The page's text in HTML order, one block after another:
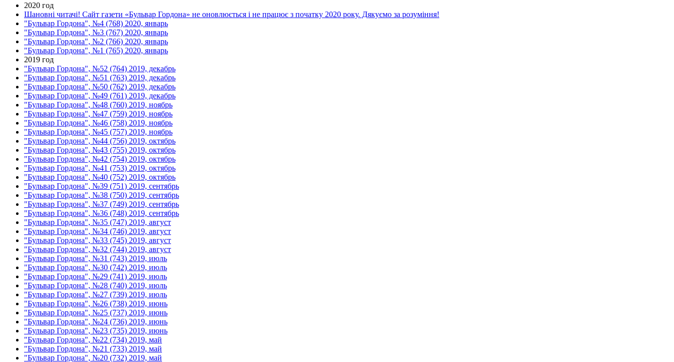
2020 год
Шановні читачі! Сайт газети «Бульвар Гордона» не оновлюється і не працює з початку 2020 року. Дякуємо за розуміння!
"Бульвар Гордона", №4 (768) 2020, январь
"Бульвар Гордона", №3 (767) 2020, январь
"Бульвар Гордона", №2 (766) 2020, январь
"Бульвар Гордона", №1 (765) 2020, январь
2019 год
"Бульвар Гордона", №52 (764) 2019, декабрь
"Бульвар Гордона", №51 (763) 2019, декабрь
"Бульвар Гордона", №50 (762) 2019, декабрь
"Бульвар Гордона", №49 (761) 2019, декабрь
"Бульвар Гордона", №48 (760) 2019, ноябрь
"Бульвар Гордона", №47 (759) 2019, ноябрь
"Бульвар Гордона", №46 (758) 2019, ноябрь
"Бульвар Гордона", №45 (757) 2019, ноябрь
"Бульвар Гордона", №44 (756) 2019, октябрь
"Бульвар Гордона", №43 (755) 2019, октябрь
"Бульвар Гордона", №42 (754) 2019, октябрь
"Бульвар Гордона", №41 (753) 2019, октябрь
"Бульвар Гордона", №40 (752) 2019, октябрь
"Бульвар Гордона", №39 (751) 2019, сентябрь
"Бульвар Гордона", №38 (750) 2019, сентябрь
"Бульвар Гордона", №37 (749) 2019, сентябрь
"Бульвар Гордона", №36 (748) 2019, сентябрь
"Бульвар Гордона", №35 (747) 2019, август
"Бульвар Гордона", №34 (746) 2019, август
"Бульвар Гордона", №33 (745) 2019, август
"Бульвар Гордона", №32 (744) 2019, август
"Бульвар Гордона", №31 (743) 2019, июль
"Бульвар Гордона", №30 (742) 2019, июль
"Бульвар Гордона", №29 (741) 2019, июль
"Бульвар Гордона", №28 (740) 2019, июль
"Бульвар Гордона", №27 (739) 2019, июль
"Бульвар Гордона", №26 (738) 2019, июнь
"Бульвар Гордона", №25 (737) 2019, июнь
"Бульвар Гордона", №24 (736) 2019, июнь
"Бульвар Гордона", №23 (735) 2019, июнь
"Бульвар Гордона", №22 (734) 2019, май
"Бульвар Гордона", №21 (733) 2019, май
"Бульвар Гордона", №20 (732) 2019, май